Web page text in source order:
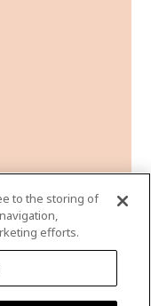
to the storing of
efforts.